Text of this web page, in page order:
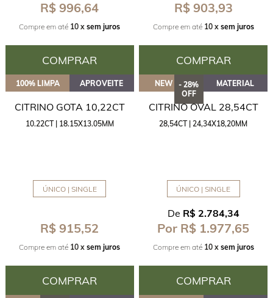
R$ 996,64
Compre em até 10 x sem juros
COMPRAR
R$ 903,93
Compre em até 10 x sem juros
COMPRAR
100% LIMPA APROVEITE
CITRINO GOTA 10,22CT
10.22CT | 18.15X13.05MM
ÚNICO | SINGLE
R$ 915,52
Compre em até 10 x sem juros
COMPRAR
- 28%
OFF
NEW BIG MATERIAL
CITRINO OVAL 28,54CT
28,54CT | 24,34X18,20MM
ÚNICO | SINGLE
De R$ 2.784,34
Por R$ 1.977,65
Compre em até 10 x sem juros
COMPRAR